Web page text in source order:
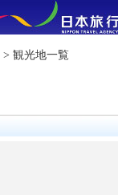
> 観光地一覧